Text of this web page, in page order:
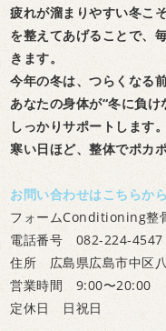
疲れが溜まりやすい冬こ
を整えてあげることで、
きます。
今年の冬は、つらくなる
あなたの身体が“冬に負け
しっかりサポートします。
寒い日ほど、整体でポカ
お問い合わせはこちらから
フォームConditioning整
電話番号 082-224-4547
住所 広島県広島市中区
営業時間 9:00〜20:00
定休日 日祝日